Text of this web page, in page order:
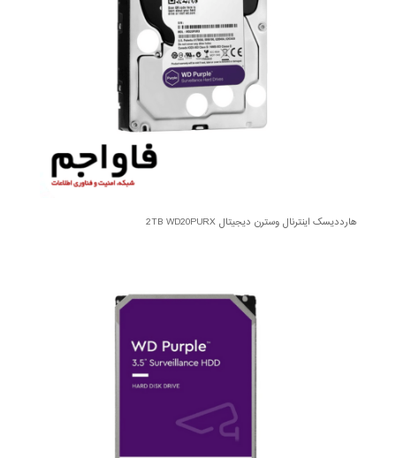
هارددیسک اینترنال وسترن دیجیتال 2TB WD20PURX